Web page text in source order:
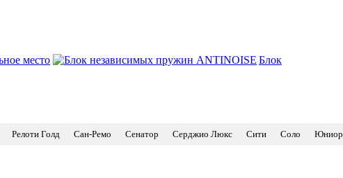
место
Блок
Релоти Голд Сан-Ремо Сенатор Серджио Люкс Сити Соло Юниор